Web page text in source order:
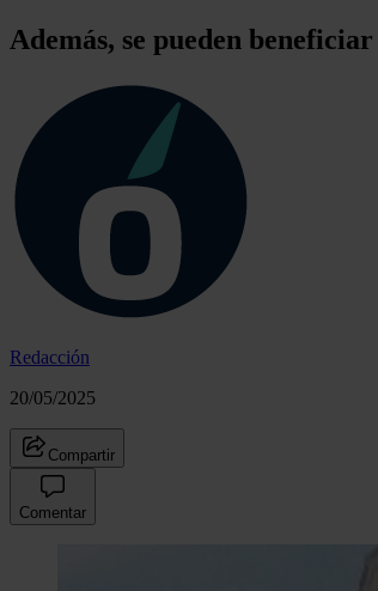
Además, se pueden
Redacción
20/05/2025
Compartir
Comentar